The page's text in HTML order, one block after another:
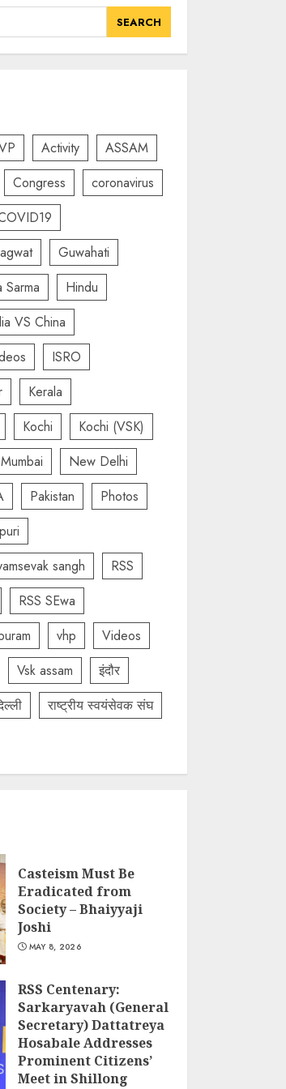
Activity
ASSAM
Congress
coronavirus
Guwahati
Sarma
Hindu
VS China
ISRO
Kerala
Kochi
Kochi (VSK)
Mumbai
New Delhi
Pakistan
Photos
puri
sangh
RSS
RSS SEwa
vhp
Videos
Vsk assam
इंदौर
राष्ट्रीय स्वयंसेवक संघ
Casteism Must Be
Eradicated from
Society – Bhaiyyaji
Joshi
MAY 8, 2026
RSS Centenary:
Sarkaryavah (General
Secretary) Dattatreya
Hosabale Addresses
Prominent Citizens’
Meet in Shillong